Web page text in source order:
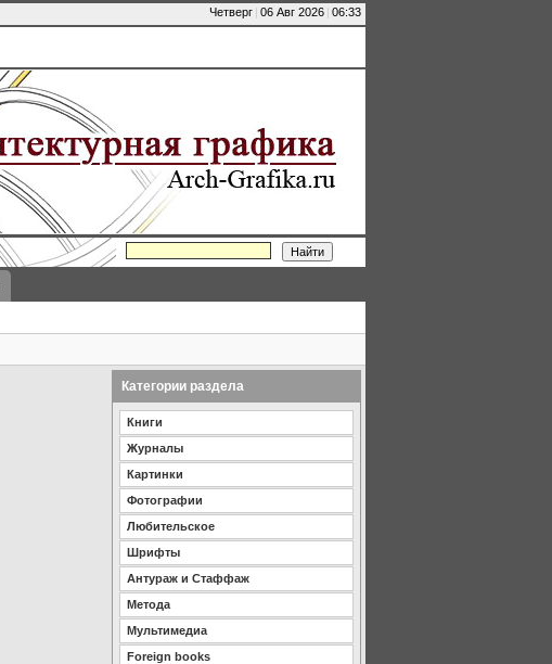
Четверг | 06 Авг 2026 | 06:33
Категории раздела
Книги
Журналы
Картинки
Фотографии
Любительское
Шрифты
Антураж и Стаффаж
Метода
Мультимедиа
Foreign books